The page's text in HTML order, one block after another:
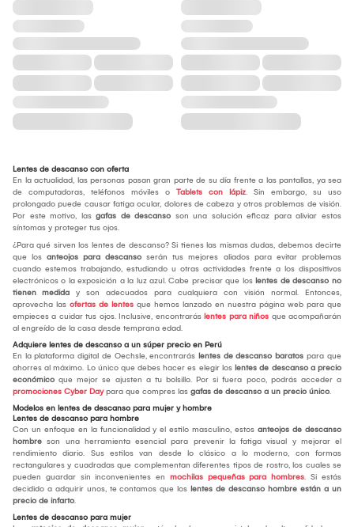
Lentes de descanso con oferta
En la actualidad, las personas pasan gran parte de su día frente a las pantallas, ya sea
de computadoras, teléfonos móviles o Tablets con lápiz. Sin embargo, su uso
prolongado puede causar fatiga ocular, dolores de cabeza y otros problemas de visión.
Por este motivo, las gafas de descanso son una solución eficaz para aliviar estos
síntomas y proteger tus ojos.
¿Para qué sirven los lentes de descanso? Si tienes las mismas dudas, debemos decirte
que los anteojos para descanso serán tus mejores aliados para evitar problemas
cuando estemos trabajando, estudiando u otras actividades frente a los dispositivos
electrónicos o la exposición a la luz azul. Cabe precisar que los lentes de descanso no
tienen medida y son adecuados para cualquiera con visión normal. Entonces,
aprovecha las ofertas de lentes que hemos lanzado en nuestra página web para que
empieces a cuidar tus ojos. Inclusive, encontrarás lentes para niños que acompañarán
al engreído de la casa desde temprana edad.
Adquiere lentes de descanso a un súper precio en Perú
En la plataforma digital de Oechsle, encontrarás lentes de descanso baratos para que
ahorres al máximo. Lo único que debes hacer es elegir los lentes de descanso a precio
económico que mejor se ajusten a tu bolsillo. Por si fuera poco, podrás acceder a
promociones Cyber Daypara que compres las gafas de descanso a un precio único.
Modelos en lentes de descanso para mujer y hombre
Lentes de descanso para hombre
Con un enfoque en la funcionalidad y el estilo masculino, estos anteojos de descanso
hombre son una herramienta esencial para prevenir la fatiga visual y mejorar el
rendimiento diario. Sus estilos van desde lo clásico a lo moderno, con formas
rectangulares y cuadradas que complementan diferentes tipos de rostro, los cuales se
pueden guardar sin inconvenientes en mochilas pequeñas para hombres. Si estás
decidido a adquirir unos, te contamos que los lentes de descanso hombre están a un
precio de infarto.
Lentes de descanso para mujer